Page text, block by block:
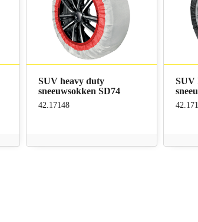
SUV heavy duty
sneeuwsokken SD74
42.17148
SUV